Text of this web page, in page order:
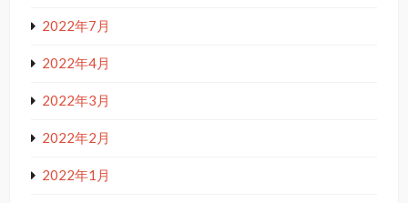
2022年7月
2022年4月
2022年3月
2022年2月
2022年1月